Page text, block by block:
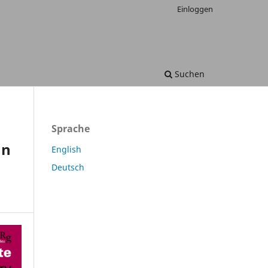
Suchen
Einloggen
Sprache
English
Deutsch